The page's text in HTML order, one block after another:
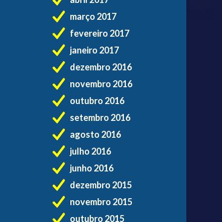
março 2017
fevereiro 2017
janeiro 2017
dezembro 2016
novembro 2016
outubro 2016
setembro 2016
agosto 2016
julho 2016
junho 2016
dezembro 2015
novembro 2015
outubro 2015